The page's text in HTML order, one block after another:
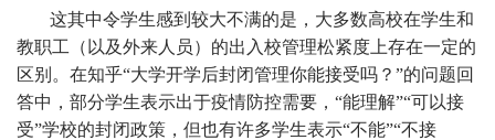
这其中令学生感到较大不满的是，大多数高校在学生和
教职工（以及外来人员）的出入校管理松紧度上存在一定的
区别。在知乎“大学开学后封闭管理你能接受吗？”的问题回
答中，部分学生表示出于疫情防控需要，“能理解”“可以接
受”学校的封闭政策，但也有许多学生表示“不能”“不接